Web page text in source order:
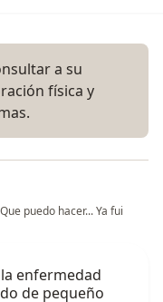
a su
física y
puedo hacer... Ya fui
enfermedad
de pequeño